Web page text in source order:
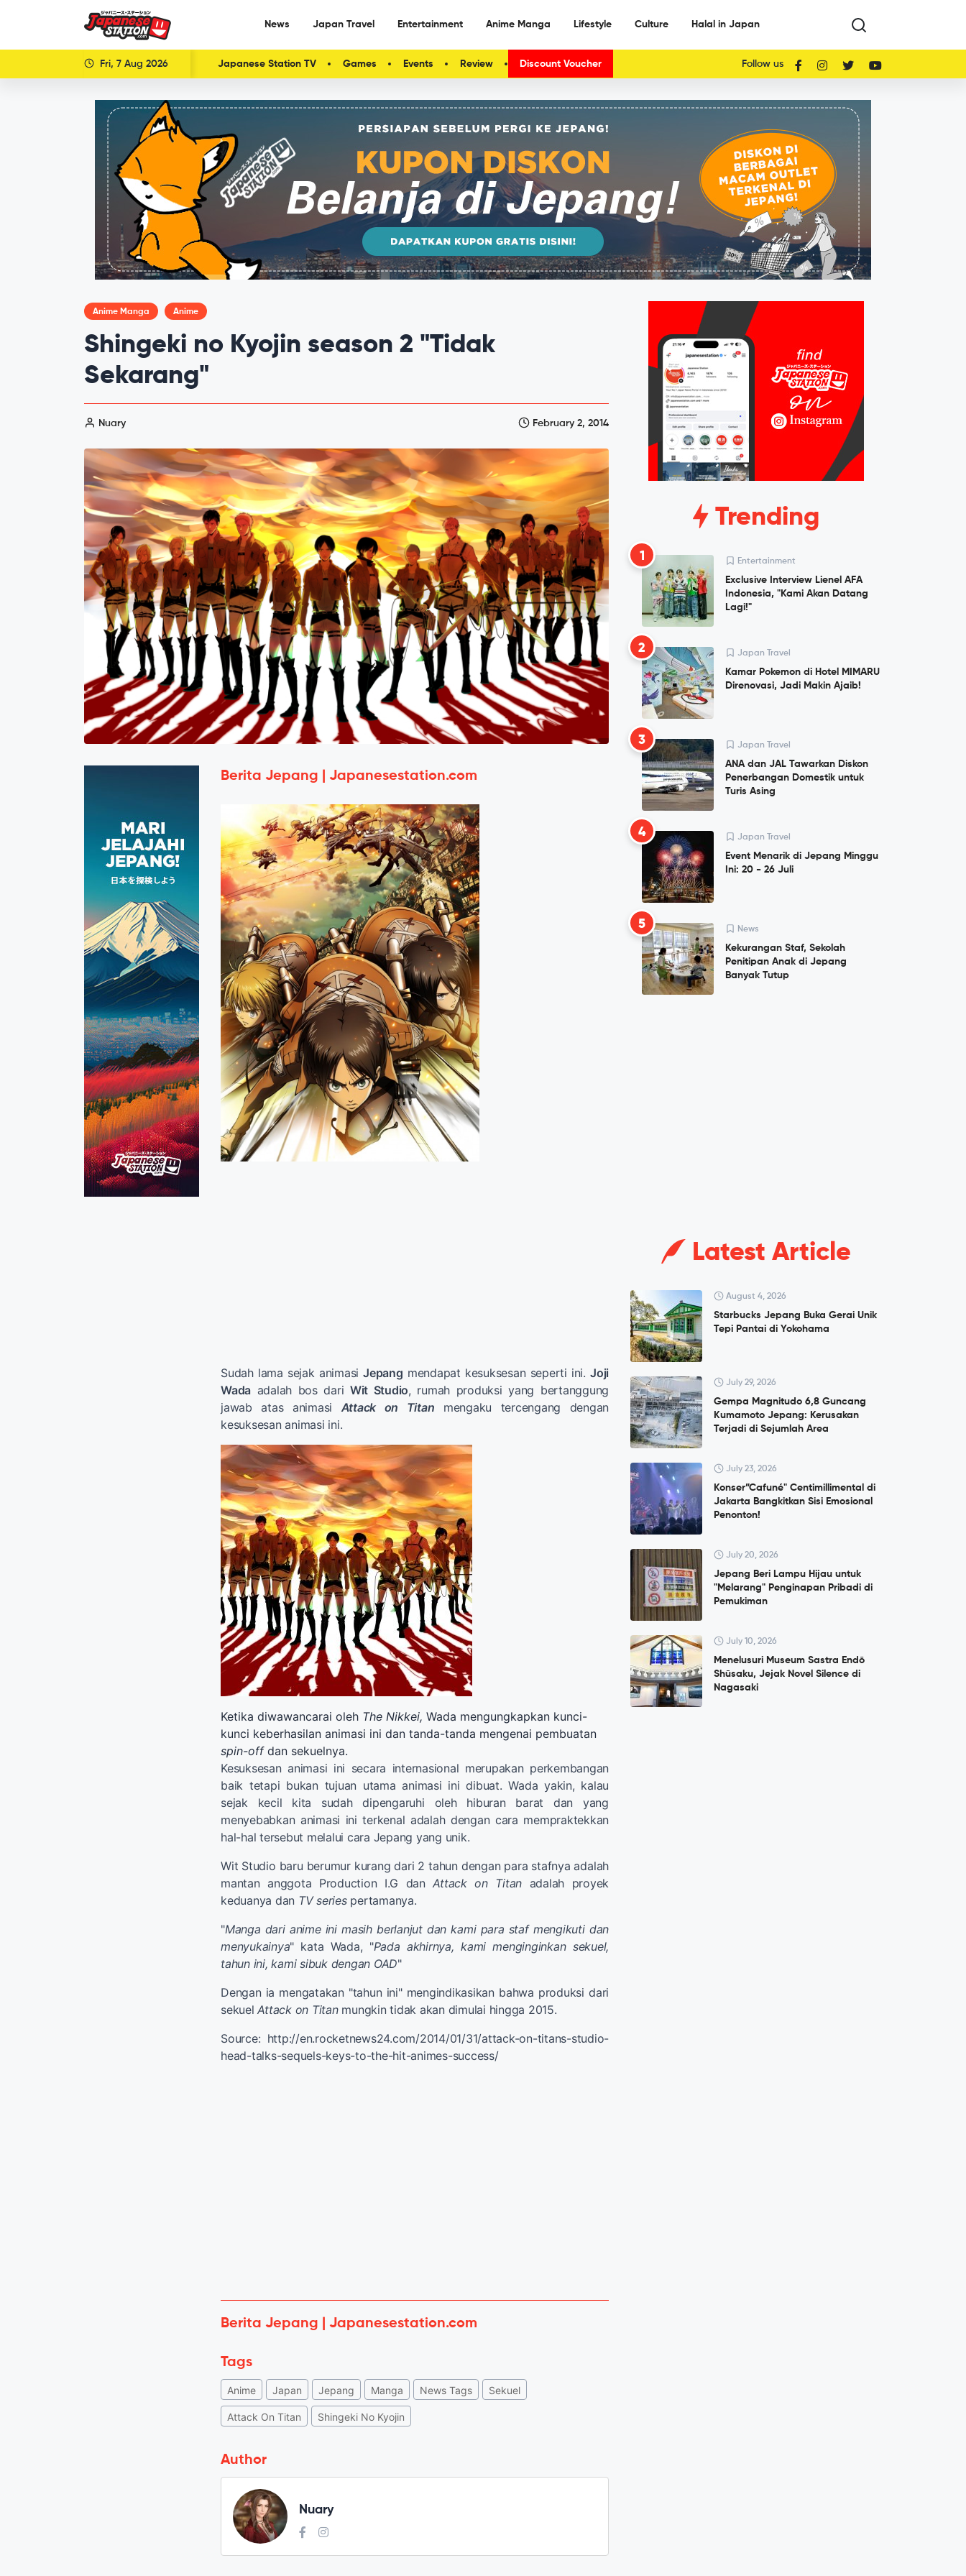
News Japan Travel Entertainment Anime Manga Lifestyle Culture Halal in Japan
Fri, 7 Aug 2026 Japanese Station TV Games Events Review Discount Voucher Follow us
Anime Manga Anime
Shingeki no Kyojin season 2 "Tidak
Sekarang"
Nuary February 2, 2014
Berita Jepang | Japanesestation.com
Sudah lama sejak animasiJepang mendapat kesuksesan seperti ini.Joji
Wada adalah bos dari Wit Studio, rumah produksi yang bertanggung
jawab atas animasi Attack on Titan mengaku tercengang dengan
kesuksesan animasi ini.
Ketika diwawancarai oleh The Nikkei, Wada mengungkapkan kunci-
kunci keberhasilan animasi ini dan tanda-tanda mengenai pembuatan
spin-offdan sekuelnya.
Kesuksesan animasi ini secara internasional merupakan perkembangan
baik tetapi bukan tujuan utama animasi ini dibuat. Wada yakin, kalau
sejak kecil kita sudah dipengaruhi oleh hiburan barat dan yang
menyebabkan animasi ini terkenal adalah dengan cara mempraktekkan
hal-hal tersebut melalui cara Jepang yang unik.
Wit Studio baru berumur kurang dari 2 tahun dengan para stafnya adalah
mantan anggota Production I.G danAttack on Titan adalah proyek
keduanya dan TV seriespertamanya.
"Manga dari anime ini masih berlanjut dan kami para staf mengikuti dan
menyukainya" kata Wada, "Pada akhirnya, kami menginginkan sekuel,
tahun ini, kami sibuk dengan OAD"
Dengan ia mengatakan "tahun ini" mengindikasikan bahwa produksi dari
sekuelAttack on Titanmungkin tidak akan dimulai hingga 2015.
Source: http://en.rocketnews24.com/2014/01/31/attack-on-titans-studio-
head-talks-sequels-keys-to-the-hit-animes-success/
Berita Jepang | Japanesestation.com
Tags
Anime Japan Jepang Manga News Tags Sekuel
Attack On Titan Shingeki No Kyojin
Author
Nuary
Trending
1 Entertainment
Exclusive Interview Lienel AFA
Indonesia, "Kami Akan Datang
Lagi!"
2 Japan Travel
Kamar Pokemon di Hotel MIMARU
Direnovasi, Jadi Makin Ajaib!
3 Japan Travel
ANA dan JAL Tawarkan Diskon
Penerbangan Domestik untuk
Turis Asing
4 Japan Travel
Event Menarik di Jepang Minggu
Ini: 20 - 26 Juli
5 News
Kekurangan Staf, Sekolah
Penitipan Anak di Jepang
Banyak Tutup
Latest Article
August 4, 2026
Starbucks Jepang Buka Gerai Unik
Tepi Pantai di Yokohama
July 29, 2026
Gempa Magnitudo 6,8 Guncang
Kumamoto Jepang: Kerusakan
Terjadi di Sejumlah Area
July 23, 2026
Konser”Cafuné" Centimillimental di
Jakarta Bangkitkan Sisi Emosional
Penonton!
July 20, 2026
Jepang Beri Lampu Hijau untuk
"Melarang" Penginapan Pribadi di
Pemukiman
July 10, 2026
Menelusuri Museum Sastra Endō
Shūsaku, Jejak Novel Silence di
Nagasaki